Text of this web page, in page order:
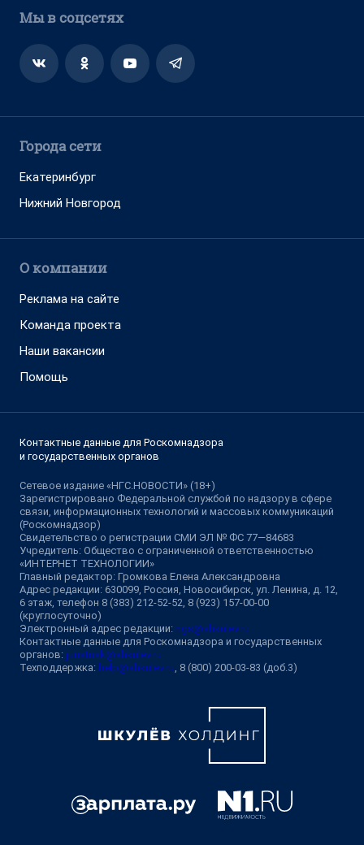
Мы в соцсетях
Города сети
Екатеринбург
Нижний Новгород
О компании
Реклама на сайте
Команда проекта
Наши вакансии
Помощь
Контактные данные для Роскомнадзора
и государственных органов
Сетевое издание «НГС.НОВОСТИ» (18+)
Зарегистрировано Федеральной службой по надзору в сфере
связи, информационных технологий и массовых коммуникаций
(Роскомнадзор)
Свидетельство о регистрации СМИ ЭЛ № ФС 77—84683
Учредитель: Общество с ограниченной ответственностью
«ИНТЕРНЕТ ТЕХНОЛОГИИ»
Главный редактор: Громкова Елена Александровна
Адрес редакции: 630099, Россия, Новосибирск, ул. Ленина, д. 12,
6 этаж, телефон 8 (383) 212-52-52, 8 (923) 157-00-00
(круглосуточно)
Электронный адрес редакции: ngs@shkulev.ru
Контактные данные для Роскомнадзора и государственных
органов: juristnsk@shkulev.ru
Техподдержка: help@shkulev.ru, 8 (800) 200-03-83 (доб.3)